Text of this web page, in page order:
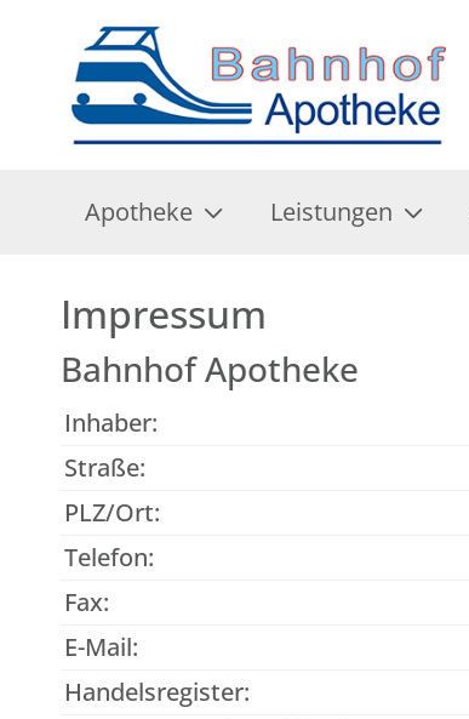
Apotheke Leistungen
Impressum
Bahnhof Apotheke
Inhaber:
Straße:
PLZ/Ort:
Telefon:
Fax:
E-Mail:
Handelsregister: